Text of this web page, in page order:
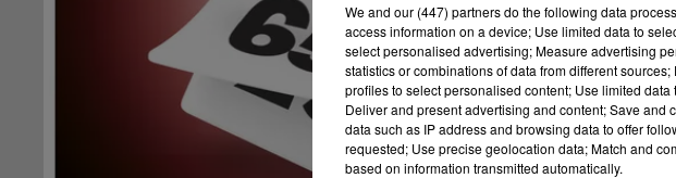
We and our (447) partnersdo the following data
access information on a device; Use limited data to
select personalised advertising; Measure advertising
statistics or combinations of data from different
profiles to select personalised content; Use limited
Deliver and present advertising and content; Save
data such as IP address and browsing data to offer
requested; Use precise geolocation data; Match and
based on information transmitted automatically.